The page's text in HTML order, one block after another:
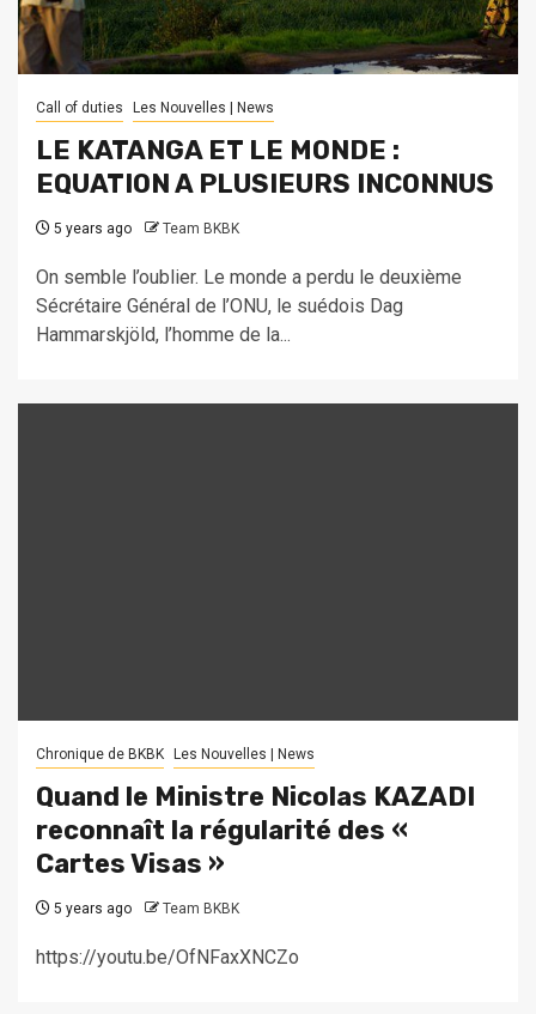
Call of duties Les Nouvelles | News
LE KATANGA ET LE MONDE :
EQUATION A PLUSIEURS INCONNUS
5 years ago Team BKBK
On semble l’oublier. Le monde a perdu le deuxième
Sécrétaire Général de l’ONU, le suédois Dag
Hammarskjöld, l’homme de la...
Chronique de BKBK Les Nouvelles | News
Quand le Ministre Nicolas KAZADI
reconnaît la régularité des «
Cartes Visas »
5 years ago Team BKBK
https://youtu.be/OfNFaxXNCZo